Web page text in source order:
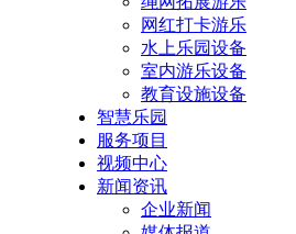
网红打卡游乐
水上乐园设备
室内游乐设备
教育设施设备
智慧乐园
服务项目
视频中心
新闻资讯
企业新闻